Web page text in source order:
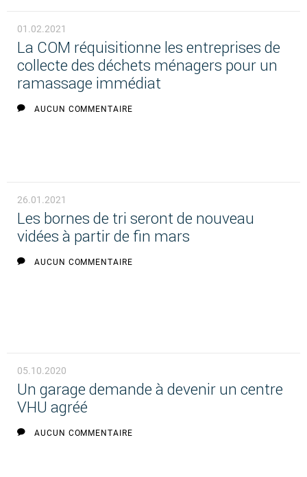
01.02.2021
La COM réquisitionne les entreprises de
collecte des déchets ménagers pour un
ramassage immédiat
AUCUN COMMENTAIRE
26.01.2021
Les bornes de tri seront de nouveau
vidées à partir de fin mars
AUCUN COMMENTAIRE
05.10.2020
Un garage demande à devenir un centre
VHU agréé
AUCUN COMMENTAIRE